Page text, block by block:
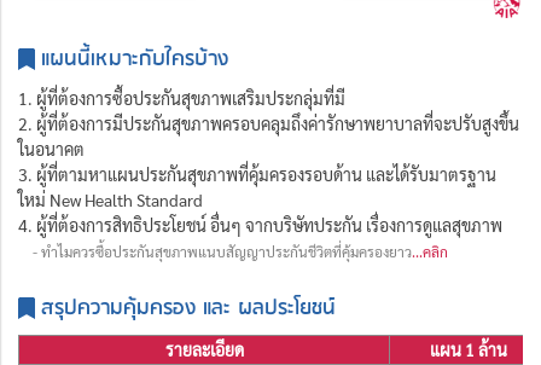
แผนนี้เหมาะกับใครบ้าง
1. ผู้ที่ต้องการซื้อประกันสุขภาพเสริมประกลุ่มที่มี
2. ผู้ที่ต้องการมีประกันสุขภาพครอบคลุมถึงค่ารักษาพยาบาลที่จะปรับสูงขึ้น
ในอนาคต
3. ผู้ที่ตามหาแผนประกันสุขภาพที่คุ้มครองรอบด้าน และได้รับมาตรฐาน
ใหม่ New Health Standard
4. ผู้ที่ต้องการสิทธิประโยชน์ อื่นๆ จากบริษัทประกัน เรื่องการดูแลสุขภาพ
- ทำไมควรซื้อประกันสุขภาพแนบสัญญาประกันชีวิตที่คุ้มครองยาว...คลิก
สรุปความคุ้มครอง และ ผลประโยชน์
รายละเอียด
แผน 1 ล้าน